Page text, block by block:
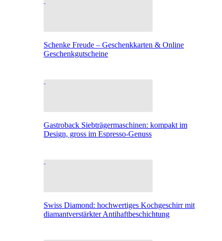
Schenke Freude – Geschenkkarten & Online
Geschenkgutscheine
Gastroback Siebträgermaschinen: kompakt im
Design, gross im Espresso-Genuss
Swiss Diamond: hochwertiges Kochgeschirr mit
diamantverstärkter Antihaftbeschichtung